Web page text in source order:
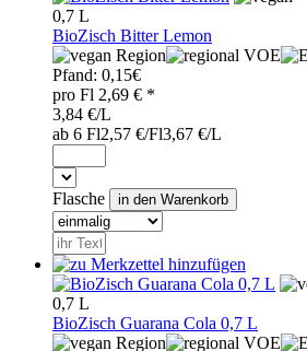
0,7 L
BioZisch Bitter Lemon
Region
VOE
Pfand: 0,15€
pro Fl 2,69 € *
3,84 €/L
ab 6 Fl2,57 €/Fl3,67 €/L
Flasche
0,7 L
BioZisch Guarana Cola 0,7 L
Region
VOE